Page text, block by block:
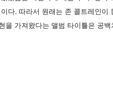
다. 따라서 원래는 존 콜트레인이
을 가져왔다는 앨범 타이틀은 공